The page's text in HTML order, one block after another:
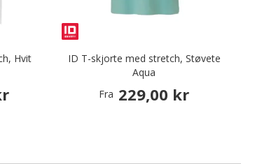
Hvit
ID T-skjorte med stretch, Støvete
Aqua
Fra 229,00 kr